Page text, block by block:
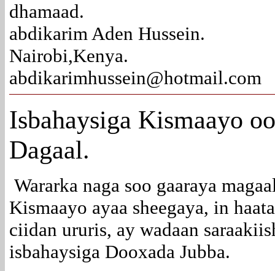
dhamaad.
abdikarim Aden Hussein.
Nairobi,Kenya.
abdikarimhussein@hotmail.com
Isbahaysiga Kismaayo
Dagaal.
Wararka naga soo gaaraya
Kismaayo ayaa sheegaya, in
ciidan ururis, ay wadaan
isbahaysiga Dooxada Jubba.